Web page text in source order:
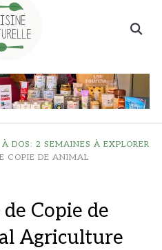
Search
DOS: 2 SEMAINES À EXPLORER
COPIE DE ANIMAL
Copie de
Agriculture